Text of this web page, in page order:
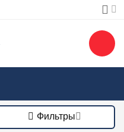
Фильтры